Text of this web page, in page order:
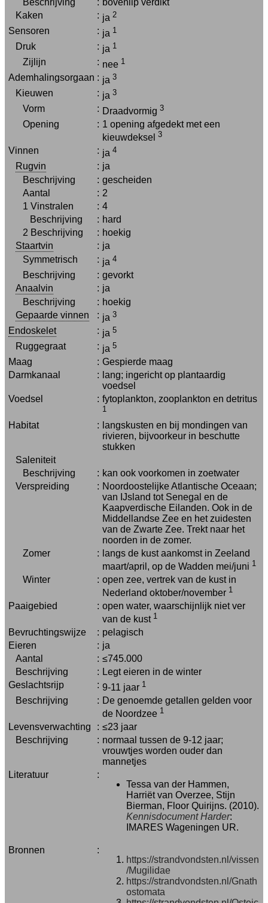
Beschrijving
: bovenlip verdikt
Kaken
: ja 2
Sensoren : ja 1
Druk : ja 1
Zijlijn : nee 1
Ademhalingsorgaan : ja 3
Kieuwen : ja 3
Vorm : Draadvormig 3
Opening : 1 opening afgedekt met een
kieuwdeksel 3
Vinnen : ja 4
Rugvin : ja
Beschrijving
: gescheiden
Aantal
: 2
1 Vinstralen
: 4
Beschrijving
: hard
2 Beschrijving
: hoekig
Staartvin
: ja
Symmetrisch
: ja 4
Beschrijving : gevorkt
Anaalvin
: ja
Beschrijving
: hoekig
Gepaarde vinnen
: ja 3
Endoskelet : ja 5
Ruggegraat : ja 5
Maag : Gespierde maag
Darmkanaal
: lang; ingericht op plantaardig
voedsel
Voedsel
: fytoplankton, zooplankton en detritus
1
Habitat : langskusten en bij mondingen van
rivieren, bijvoorkeur in beschutte
stukken
Saleniteit
Beschrijving
: kan ook voorkomen in zoetwater
Verspreiding
: Noordoostelijke Atlantische Oceaan;
van IJsland tot Senegal en de
Kaapverdische Eilanden. Ook in de
Middellandse Zee en het zuidesten
van de Zwarte Zee. Trekt naar het
noorden in de zomer.
Zomer
: langs de kust aankomst in Zeeland
maart/april, op de Wadden mei/juni 1
Winter : open zee, vertrek van de kust in
Nederland oktober/november 1
Paaigebied : open water, waarschijnlijk niet ver
van de kust 1
Bevruchtingswijze : pelagisch
Eieren
: ja
Aantal
: ≤745.000
Beschrijving
: Legt eieren in de winter
Geslachtsrijp
: 9-11 jaar 1
Beschrijving : De genoemde getallen gelden voor
de Noordzee 1
Levensverwachting : ≤23 jaar
Beschrijving
: normaal tussen de 9-12 jaar;
vrouwtjes worden ouder dan
mannetjes
Literatuur
:
Tessa van der Hammen,
Harriët van Overzee, Stijn
Bierman, Floor Quirijns. (2010).
Kennisdocument Harder:
IMARES Wageningen UR.
Bronnen
:
https://strandvondsten.nl/vissen
/Mugilidae
https://strandvondsten.nl/Gnath
ostomata